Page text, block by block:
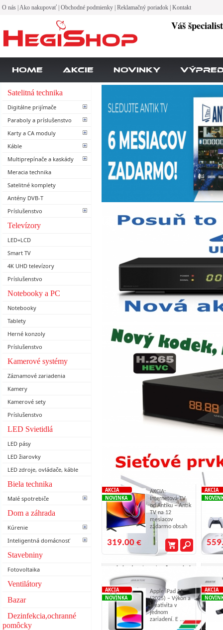
O nás Ako nakupovať Obchodné podmienky Reklamačný poriadok Kontakt
Váš
Home Akcie Novinky
Satelitná technika
Digitálne prijímače
Paraboly a príslušenstvo
Karty a CA moduly
Káble
Multiprepínače a kaskády
Meracia technika
Satelitné komplety
Antény DVB-T
Príslušenstvo
Televízory
LED+LCD
Smart TV
4K UHD televízory
Príslušenstvo
Notebooky a PC
Notebooky
Tablety
Herné konzoly
Príslušenstvo
Kamerové systémy
Záznamové zariadenia
Kamery
Kamerové sety
Príslušenstvo
LED Svietidlá
LED pásy
LED žiarovky
LED zdroje, ovládače, káble
Biela technika
Malé spotrebiče
Dom a záhrada
Kúrenie
Inteligentná domácnosť
Stavebniny
Fotovoltaika
Ventilátory
Bazar
Dezinfekcia,ochranné
pomôcky
Vitajte v
Prajeme
Rozumieme
AKCIA
NOVINKA
AKCIA:
Internetová TV
od Antiku – Antik
TV na 12
mesiacov
zadarmo obsah
...
319.00 €
AKCIA
Silver MD3Y4HC/A
AKCIA
NOVINKA
Apple iPad 11
(2025) – Výkon a
kreativita v
jednom
zariadení. E ...
AKCIA